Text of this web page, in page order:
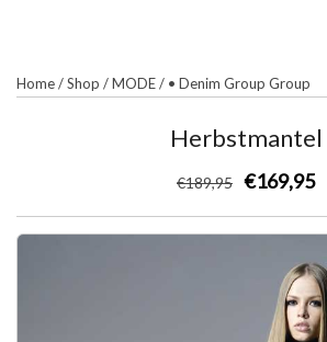
Home/Shop /MODE/ • Denim Group Group
Herbstmantel
€189,95 €169,95